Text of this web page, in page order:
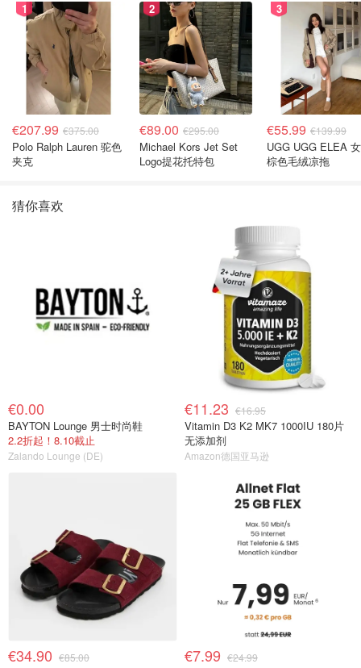
1
€207.99 €375.00
Polo Ralph Lauren 驼色
夹克
2
€89.00 €295.00
Michael Kors Jet Set
Logo提花托特包
3
€55.99 €139.99
UGG UGG ELEA
棕色毛绒凉拖
猜你喜欢
€0.00
BAYTON Lounge 男士时尚鞋
2.2折起！8.10截止
Zalando Lounge (DE)
€11.23 €16.95
Vitamin D3 K2 MK7 1000IU 180片
无添加剂
Amazon德国亚马逊
€34.90 €85.00 €7.99 €24.99